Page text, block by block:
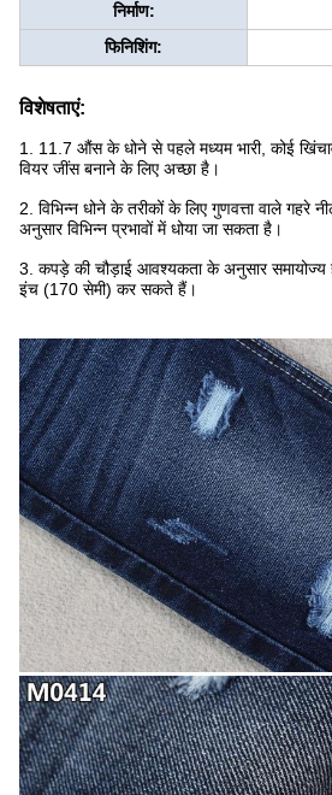
निर्माण:
फिनिशिंग:
विशेषताएं:
1. 11.7 औंस के धोने से पहले मध्यम भारी, कोई
वियर जींस बनाने के लिए अच्छा है।
2. विभिन्न धोने के तरीकों के लिए गुणवत्ता वाले
अनुसार विभिन्न प्रभावों में धोया जा सकता है।
3. कपड़े की चौड़ाई आवश्यकता के अनुसार
इंच (170 सेमी) कर सकते हैं।